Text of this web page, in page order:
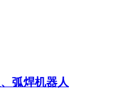
弧焊机器人